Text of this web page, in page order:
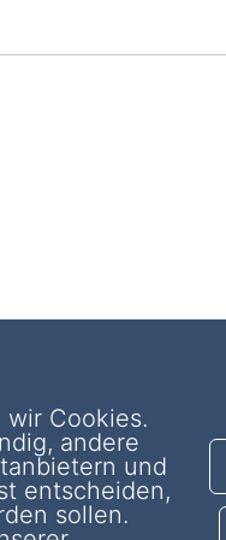
Cookies.
andere
und
entscheiden,
sollen.